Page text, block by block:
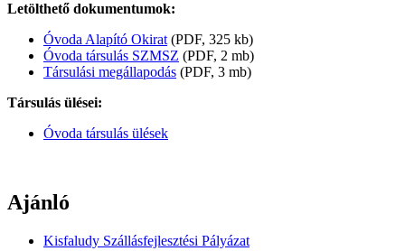
Letölthető dokumentumok:
Óvoda Alapító Okirat(PDF, 325 kb)
Óvoda társulás SZMSZ (PDF, 2 mb)
Társulási megállapodás (PDF, 3 mb)
Társulás ülései:
Óvoda társulás ülések
Ajánló
Kisfaludy Szállásfejlesztési Pályázat